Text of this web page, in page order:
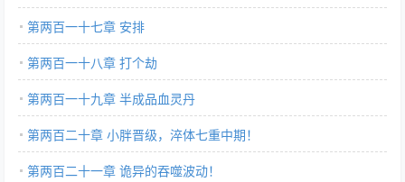
第两百一十七章 安排
第两百一十八章 打个劫
第两百一十九章 半成品血灵丹
第两百二十章 小胖晋级，淬体七重中期！
第两百二十一章 诡异的吞噬波动！